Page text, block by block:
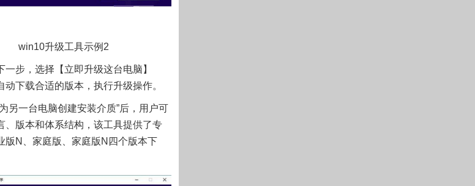
win10升级工具示例2
一步，选择【立即升级这台电脑】
动下载合适的版本，执行升级操作。
另一台电脑创建安装介质”后，用户可
、版本和体系结构，该工具提供了专
版N、家庭版、家庭版N四个版本下